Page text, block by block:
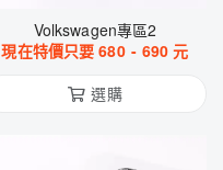
Volkswagen專區2
現在特價只要680 - 690 元
選購